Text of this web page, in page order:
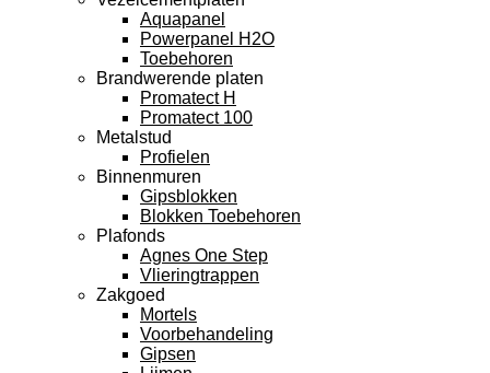
Aquapanel
Powerpanel H2O
Toebehoren
Brandwerende platen
Promatect H
Promatect 100
Metalstud
Profielen
Binnenmuren
Gipsblokken
Blokken Toebehoren
Plafonds
Agnes One Step
Vlieringtrappen
Zakgoed
Mortels
Voorbehandeling
Gipsen